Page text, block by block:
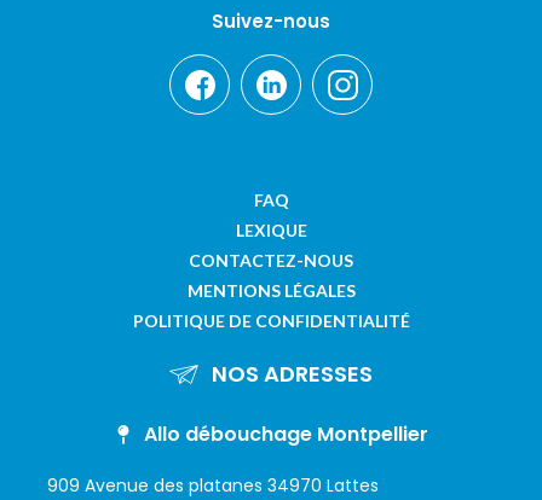
Suivez-nous
FAQ
LEXIQUE
CONTACTEZ-NOUS
MENTIONS LÉGALES
POLITIQUE DE CONFIDENTIALITÉ
NOS ADRESSES
Allo débouchage Montpellier
909 Avenue des platanes 34970 Lattes